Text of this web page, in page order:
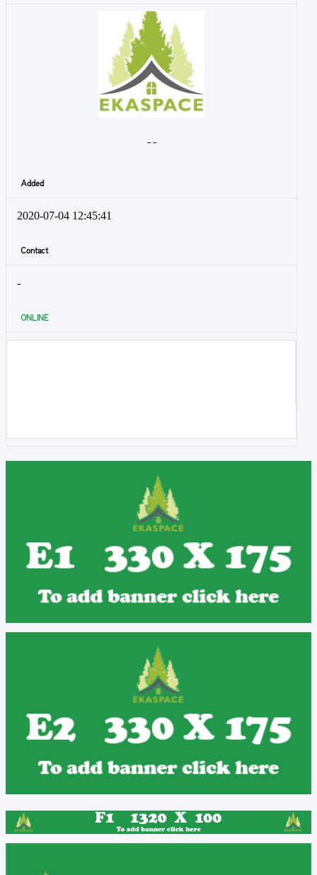
- -
Added
2020-07-04 12:45:41
Contact
-
ONLINE